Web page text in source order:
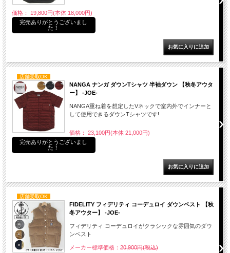
価格： 19,800円(本体 18,000円)
完売ありがとうございまし
た！
店舗受取OK
NANGA ナンガ ダウンTシャツ 半袖ダウン 【秋冬アウタ
ー】 -JOE-
NANGA重ね着を想定したVネックで室内外でインナーと
して使用できるダウンTシャツです!
価格： 23,100円(本体 21,000円)
完売ありがとうございまし
た！
店舗受取OK
FIDELITY フィデリティ コーデュロイ ダウンベスト 【秋
冬アウター】 -JOE-
フィデリティ コーデュロイがクラシックな雰囲気のダウ
ンベスト
メーカー標準価格： 20,900円(税込)